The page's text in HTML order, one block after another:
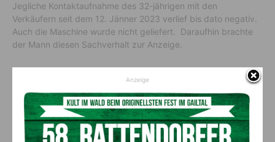
Jegliche Kontaktaufnahme des 32-jährigen mit den
Verkäufern seit dem 12. Jänner 2023 verlief bis dato negativ.
Auch die Maschine wurde nicht geliefert. Daraufhin brachte
der Mann diesen Sachverhalt zur Anzeige.
Vorheriger Artikel
Lagerraumbrand in Hotel in
Tröpolach
Nächster Artikel
Schiunfall am Nassfeld
Anzeige